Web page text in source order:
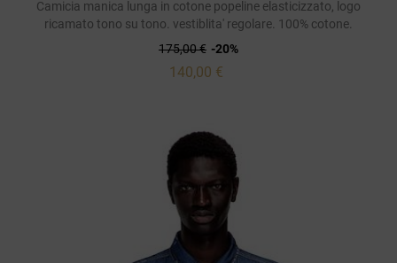
Camicia manica lunga in cotone popeline elasticizzato, logo
ricamato tono su tono. vestiblita' regolare. 100% cotone.
175,00 € -20%
140,00 €